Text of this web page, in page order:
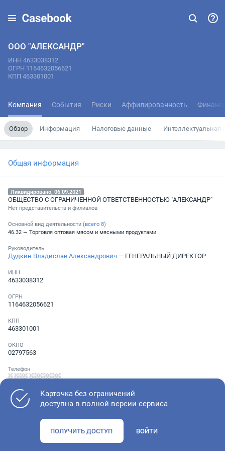
ООО "АЛЕКСАНДР"
ИНН 4633038312
ОГРН 1164632056621
КПП 463301001
Компания События Риски Аффилированность
Обзор Информация Налоговые данные Интеллектуальная
Общая информация
Ликвидировано, 06.09.2021
ОБЩЕСТВО С ОГРАНИЧЕННОЙ ОТВЕТСТВЕННОСТЬЮ "АЛЕКСАНДР"
Нет представительств и филиалов
Основной вид деятельности (всего 8)
46.32 — Торговля оптовая мясом и мясными продуктами
Руководитель
Дудкин Владислав Александрович — ГЕНЕРАЛЬНЫЙ ДИРЕКТОР
ИНН
4633038312
ОГРН
1164632056621
КПП
463301001
ОКПО
02797563
Телефон
░ ░░░ ░░░░░░░
Проверьте учредительные документы, адрес регистрации и
Карточка без ограничений
доступна в полной версии сервиса
ПОЛУЧИТЬ ДОСТУП ВОЙТИ